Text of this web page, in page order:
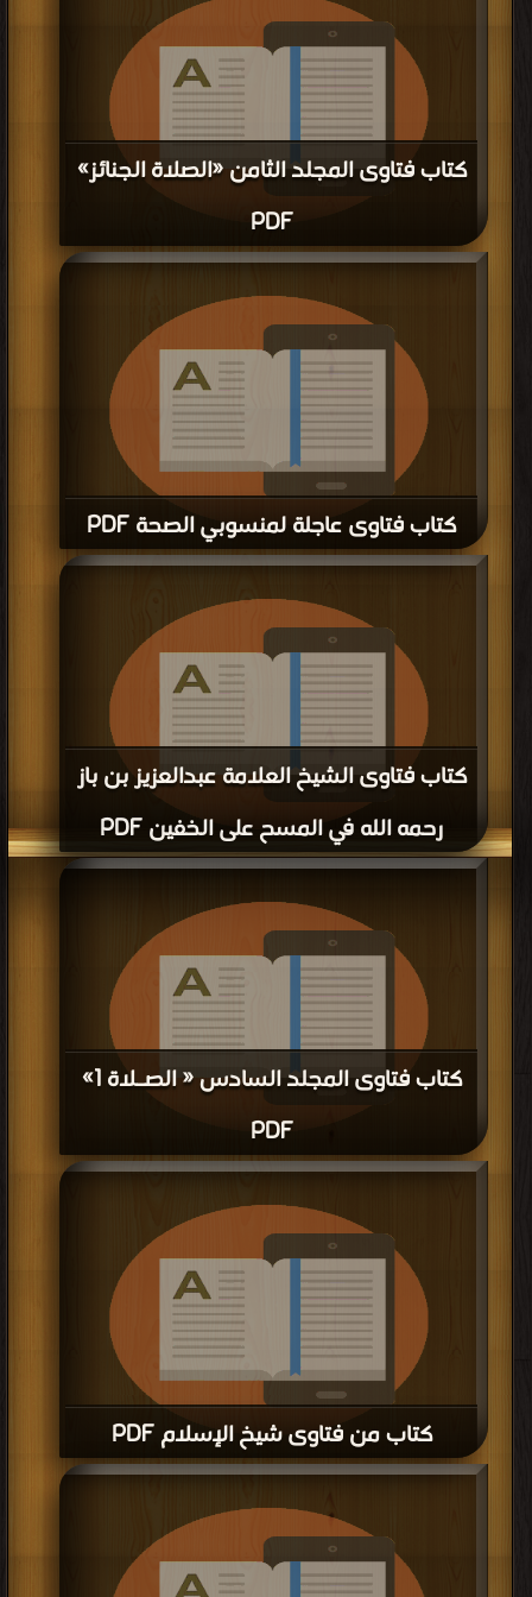
كتاب فتاوى المجلد الثامن «الصلاة الجنائز»
PDF
قراءة و تحميل كتاب كتاب فتاوى المجلد الثامن «الصلاة الجنائز» PDF مجانا | مكتبة >
كتب في اسرع تحميل| التحميل : مرة/مرات
كتاب فتاوى عاجلة لمنسوبي الصحة PDF
قراءة و تحميل كتاب كتاب فتاوى عاجلة لمنسوبي الصحة PDF مجانا | مكتبة >
كتب
في حمل مجانا| التحميل : مرة/مرات
كتاب فتاوى الشيخ العلامة عبدالعزيز بن باز
رحمه الله في المسح على الخفين PDF
قراءة و تحميل كتاب كتاب فتاوى الشيخ العلامة عبدالعزيز بن باز رحمه الله في المسح
كتب في احلى
كتاب فتاوى المجلد السادس « الصـلاة 1»
PDF
قراءة و تحميل كتاب كتاب فتاوى المجلد السادس « الصـلاة 1» PDF مجانا | مكتبة >
كتب في موقع| التحميل : مرة/مرات
كتاب من فتاوى شيخ الإسلام PDF
قراءة و تحميل كتاب كتاب من فتاوى شيخ الإسلام PDF مجانا | مكتبة >
كتب في
تحميل| التحميل : مرة/مرات